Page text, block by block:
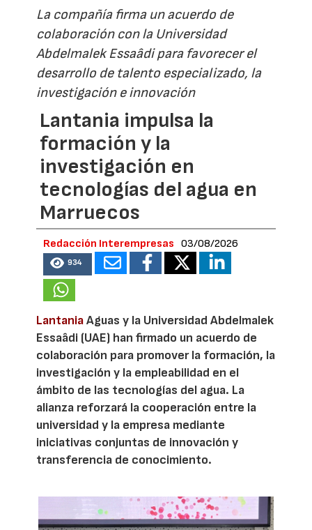
La compañía firma un acuerdo de
colaboración con la Universidad
Abdelmalek Essaâdi para favorecer el
desarrollo de talento especializado, la
investigación e innovación
Lantania impulsa la
formación y la
investigación en
tecnologías del agua en
Marruecos
Redacción Interempresas 03/08/2026
934
LantaniaAguas y la Universidad Abdelmalek
Essaâdi (UAE) han firmado un acuerdo de
colaboración para promover la formación, la
investigación y la empleabilidad en el
ámbito de las tecnologías del agua. La
alianza reforzará la cooperación entre la
universidad y la empresa mediante
iniciativas conjuntas de innovación y
transferencia de conocimiento.